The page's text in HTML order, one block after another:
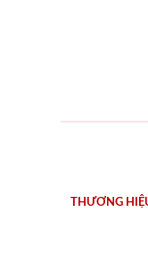
THƯƠNG